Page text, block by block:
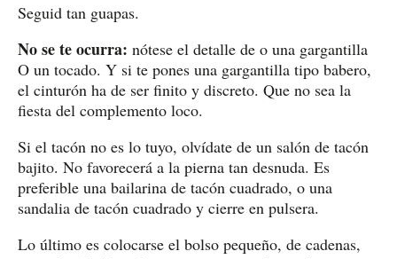
Seguid tan guapas.
No se te ocurra: nótese el detalle de o una gargantilla
O un tocado. Y si te pones una gargantilla tipo babero,
el cinturón ha de ser finito y discreto. Que no sea la
fiesta del complemento loco.
Si el tacón no es lo tuyo, olvídate de un salón de tacón
bajito. No favorecerá a la pierna tan desnuda. Es
preferible una bailarina de tacón cuadrado, o una
sandalia de tacón cuadrado y cierre en pulsera.
Lo último es colocarse el bolso pequeño, de cadenas,